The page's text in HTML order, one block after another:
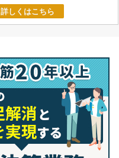
詳しくはこちら